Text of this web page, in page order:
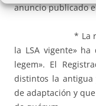
anuncio publicado
* La remisión
la LSA vigente»
legem». El
distintos la antigua
de adaptación y